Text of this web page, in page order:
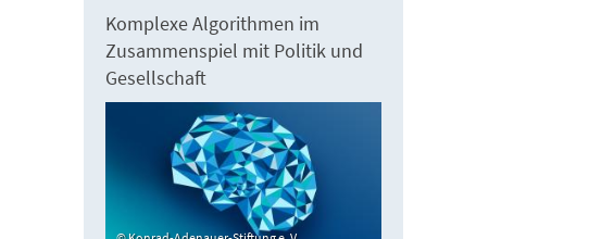
Komplexe Algorithmen im
Zusammenspiel mit Politik und
Gesellschaft